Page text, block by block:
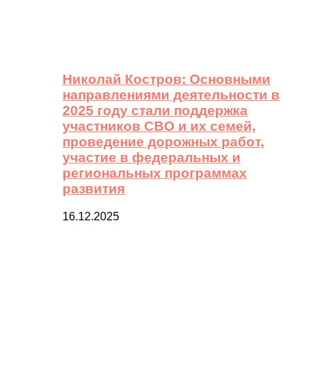
Николай Костров: Основными
направлениями деятельности в
2025 году стали поддержка
участников СВО и их семей,
проведение дорожных работ,
участие в федеральных и
региональных программах
развития
16.12.2025